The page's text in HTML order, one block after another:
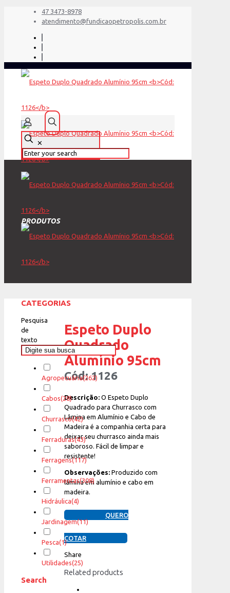
47 3473-8978
atendimento@fundicaopetropolis.com.br
✕
PRODUTOS
Espeto Duplo
Quadrado
Alumínio 95cm
Cód: 1126
Descrição:O Espeto Duplo
Quadrado para Churrasco com
Lâmina em Alumínio e Cabo de
Madeira é a companhia certa para
deixar seu churrasco ainda mais
saboroso. Fácil de limpar e
resistente!
Observações:Produzido com
lâmina em alumínio e cabo em
madeira.
QUERO
COTAR
Share
Related products
CATEGORIAS
Pesquisa
de
texto
Agropecuária(262)
Cabos(28)
Churrasco(42)
Ferraduras(43)
Ferragens(117)
Ferramentas(308)
Hidráulica(4)
Jardinagem(11)
Pesca(1)
Utilidades(25)
Search